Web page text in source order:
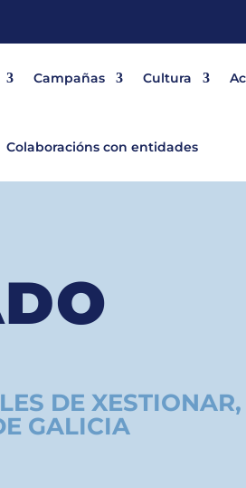
Campañas Cultura
Colaboracións con entidades
DE
GALICIA